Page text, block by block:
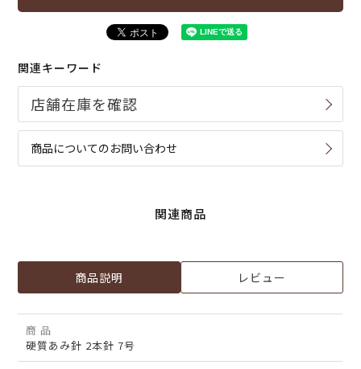
関連キーワード
商品についてのお問い合わせ
関連商品
商品説明 レビュー
商 品
硬質あみ針 2本針 7号